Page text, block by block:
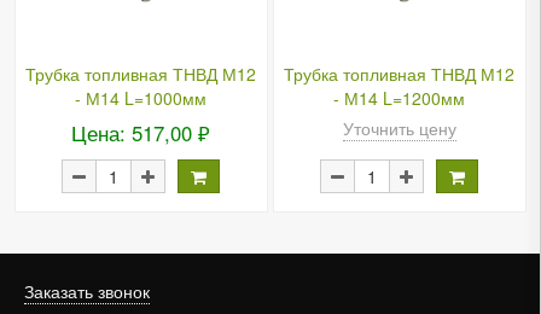
Трубка топливная ТНВД М12
- М14 L=1000мм
Цена: 517,00 ₽
Трубка топливная ТНВД М12
- М14 L=1200мм
Уточнить цену
Заказать звонок